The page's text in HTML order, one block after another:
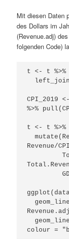
Mit diesen Daten
des Dollars im
(Revenue.adj)
folgenden Code)
t <- t %>%
CPI_2019
%>%
t <- t %>%
GDP.adj
colour =